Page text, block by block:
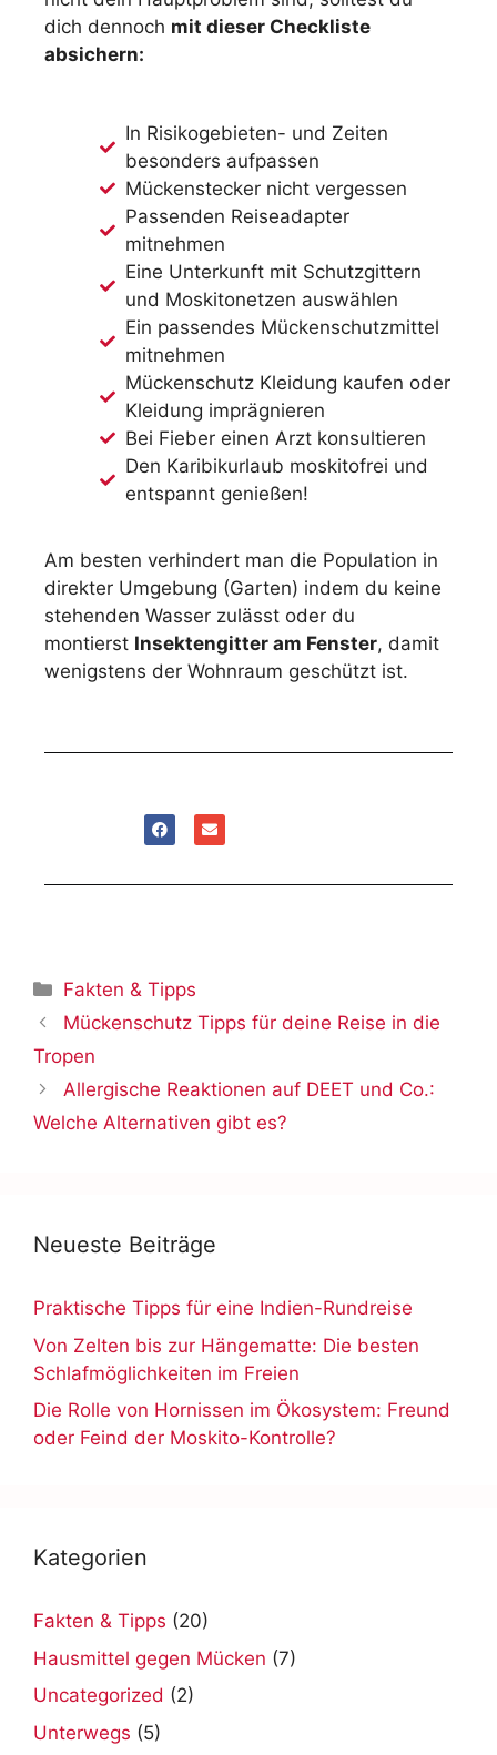
dich dennoch mit dieser Checkliste
absichern:
In Risikogebieten- und Zeiten
besonders aufpassen
Mückenstecker nicht vergessen
Passenden Reiseadapter
mitnehmen
Eine Unterkunft mit Schutzgittern
und Moskitonetzen auswählen
Ein passendes Mückenschutzmittel
mitnehmen
Mückenschutz Kleidung kaufen oder
Kleidung imprägnieren
Bei Fieber einen Arzt konsultieren
Den Karibikurlaub moskitofrei und
entspannt genießen!
Am besten verhindert man die Population in
direkter Umgebung (Garten) indem du keine
stehenden Wasser zulässt oder du
montierst Insektengitter am Fenster, damit
wenigstens der Wohnraum geschützt ist.
Fakten & Tipps
Mückenschutz Tipps für deine Reise in die
Tropen
Allergische Reaktionen auf DEET und Co.:
Welche Alternativen gibt es?
Neueste Beiträge
Praktische Tipps für eine Indien-Rundreise
Von Zelten bis zur Hängematte: Die besten
Schlafmöglichkeiten im Freien
Die Rolle von Hornissen im Ökosystem: Freund
oder Feind der Moskito-Kontrolle?
Kategorien
Fakten & Tipps (20)
Hausmittel gegen Mücken (7)
Uncategorized (2)
Unterwegs (5)